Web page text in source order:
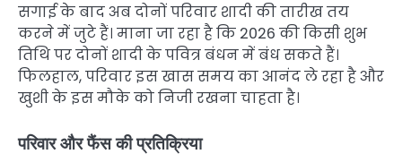
सगाई के बाद अब दोनों परिवार शादी की तारीख तय
करने में जुटे हैं। माना जा रहा है कि 2026 की किसी शुभ
तिथि पर दोनों शादी के पवित्र बंधन में बंध सकते हैं।
फिलहाल, परिवार इस खास समय का आनंद ले रहा है और
खुशी के इस मौके को निजी रखना चाहता है।
परिवार और फैंस की प्रतिक्रिया